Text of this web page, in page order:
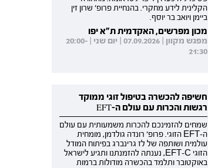
הקלינית לידע מחקרי. בהנחיית פרופ' שרון זין
ביימן ויואב בר יוסף.
מכון מפרשים, האקדמית ת"א יפו
מפגש מקוון | 07.09.2026 | יום שני | 20:00-
21:30
חשיפה להכשרה בטיפול זוגי ממוקד
רגשות והכרות עם עולם ה-EFT
שמחים להזמינכם להכרות משמעותית עם עולם
ה-EFT הזוגי. פרופ' רונדה גולדמן, מומחית
עולמית ושותפה של לז גרינברג בפיתוח המודל
הזוגי EFT-C, נענתה להזמנתנו ותגיע לישראל
באוקטובר ותלמד בהכשרה מודולות ברמות